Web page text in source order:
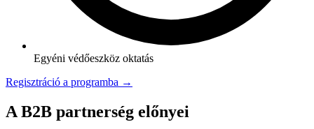
Egyéni védőeszköz oktatás
Regisztráció a programba →
A B2B partnerség előnyei